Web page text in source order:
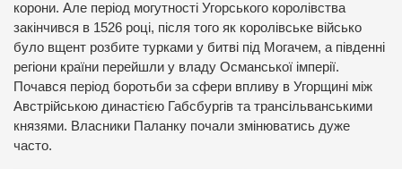
корони. Але період могутності Угорського королівства
закінчився в 1526 році, після того як королівське військо
було вщент розбите турками у битві під Могачем, а південні
регіони країни перейшли у владу Османської імперії.
Почався період боротьби за сфери впливу в Угорщині між
Австрійською династією Габсбургів та трансільванськими
князями. Власники Паланку почали змінюватись дуже
часто.